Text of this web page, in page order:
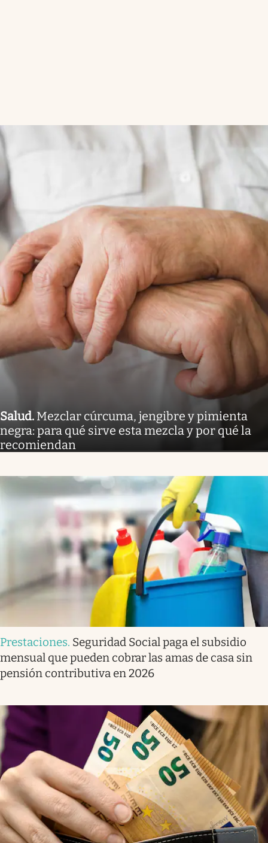
Salud. Mezclar cúrcuma, jengibre y pimienta
negra: para qué sirve esta mezcla y por qué la
recomiendan
Prestaciones. Seguridad Social paga el subsidio
mensual que pueden cobrar las amas de casa sin
pensión contributiva en 2026